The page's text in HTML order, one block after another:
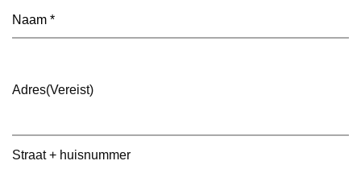
Adres(Vereist)
Straat + huisnummer